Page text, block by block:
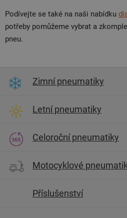
Podívejte se také na naši nabídku
potřeby pomůžeme vybrat a
pneu.
Zimní pneumatiky
Letní pneumatiky
Celoroční pneumatiky
Motocyklové
Příslušenství